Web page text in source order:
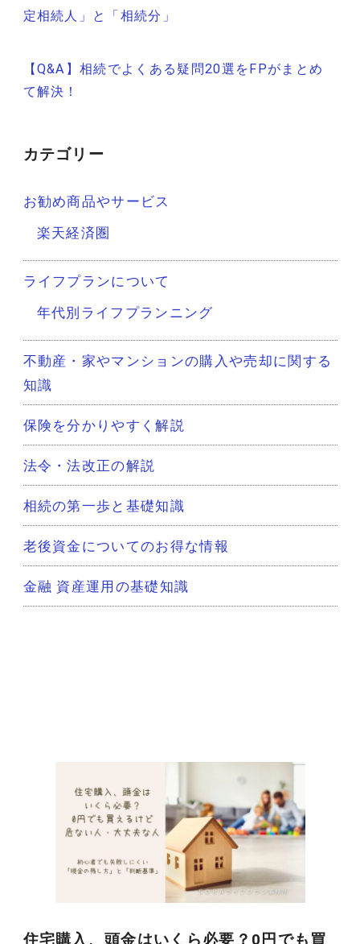
稿
ビ
ー
ョ
ン
定相続人」と「相続分」
【Q&A】相続でよくある疑問20選をFPがまとめ
て解決！
カテゴリー
お勧め商品やサービス
楽天経済圏
ライフプランについて
年代別ライフプランニング
不動産・家やマンションの購入や売却に関する
知識
保険を分かりやすく解説
法令・法改正の解説
相続の第一歩と基礎知識
老後資金についてのお得な情報
金融 資産運用の基礎知識
住宅購入、頭金はいくら必要？0円でも買